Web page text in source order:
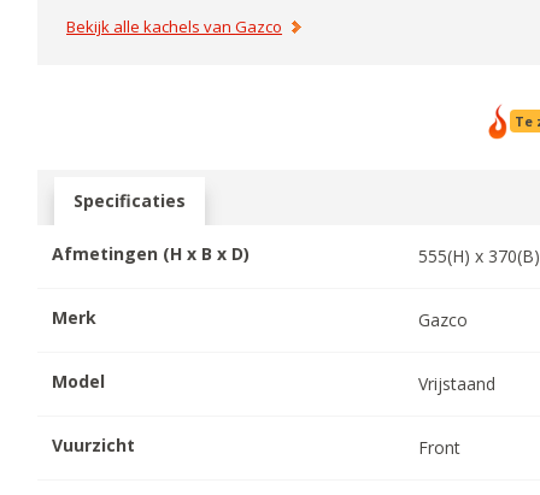
Bekijk alle kachels vanGazco
Te
Specificaties
Afmetingen (H x B x D) 555(H) x 370
Merk Gazco
Model Vrijstaand
Vuurzicht Front